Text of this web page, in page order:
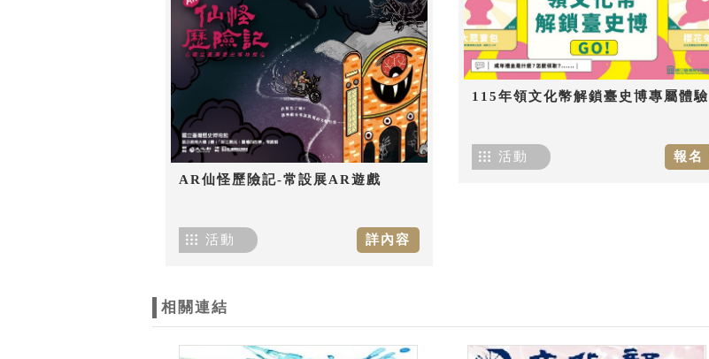
115年領文化幣解鎖臺史博專屬體驗
報名
活動
AR仙怪歷險記-常設展AR遊戲
詳內容
活動
相關連結